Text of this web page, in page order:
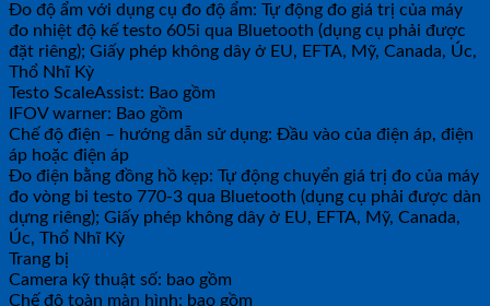
Đo độ ẩm với dụng cụ đo độ ẩm: Tự động đo giá trị của máy
đo nhiệt độ kế testo 605i qua Bluetooth (dụng cụ phải được
đặt riêng); Giấy phép không dây ở EU, EFTA, Mỹ, Canada, Úc,
Thổ Nhĩ Kỳ
Testo ScaleAssist: Bao gồm
IFOV warner: Bao gồm
Chế độ điện – hướng dẫn sử dụng: Đầu vào của điện áp, điện
áp hoặc điện áp
Đo điện bằng đồng hồ kẹp: Tự động chuyển giá trị đo của máy
đo vòng bi testo 770-3 qua Bluetooth (dụng cụ phải được dàn
dựng riêng); Giấy phép không dây ở EU, EFTA, Mỹ, Canada,
Úc, Thổ Nhĩ Kỳ
Trang bị
Camera kỹ thuật số: bao gồm
Chế độ toàn màn hình: bao gồm